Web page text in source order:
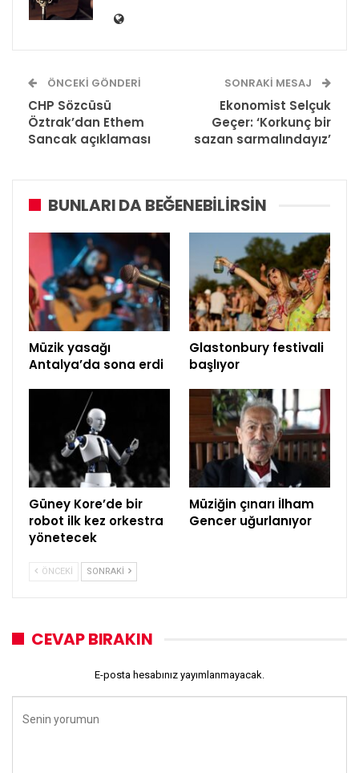
ÖNCEKI GÖNDERI
CHP Sözcüsü
Öztrak’dan Ethem
Sancak açıklaması
SONRAKI MESAJ
Ekonomist Selçuk
Geçer: ‘Korkunç bir
sazan sarmalındayız’
BUNLARI DA BEĞENEBILIRSIN
Müzik yasağı
Antalya’da sona erdi
Glastonbury festivali
başlıyor
Güney Kore’de bir
robot ilk kez orkestra
yönetecek
Müziğin çınarı İlham
Gencer uğurlanıyor
ÖNCEKI SONRAKI
CEVAP BIRAKIN
E-posta hesabınız yayımlanmayacak.